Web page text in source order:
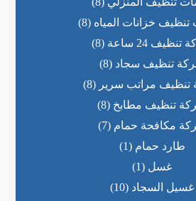
خزانات المياه (8)
24 ساعة
(8)
تنظيف سجاد (8)
تنظيف مراتب سرير (8)
تنظيف مطابخ (8)
مكافحة حمام (7)
طارد حمام (1)
غسل (1)
غسيل السجاد (10)